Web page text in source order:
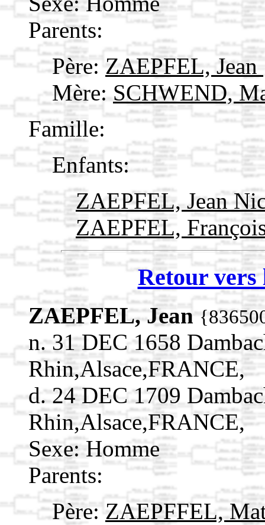
Parents:
Père:ZAEPFEL, Jean
Mère: SCHWEND,
Famille:
Enfants:
ZAEPFEL, Jean
ZAEPFEL,
Retour vers
ZAEPFEL, Jean
n. 31 DEC 1658
Rhin,Alsace,FRANCE,
d. 24 DEC 1709
Rhin,Alsace,FRANCE,
Sexe: Homme
Parents:
Père:ZAEPFFEL,